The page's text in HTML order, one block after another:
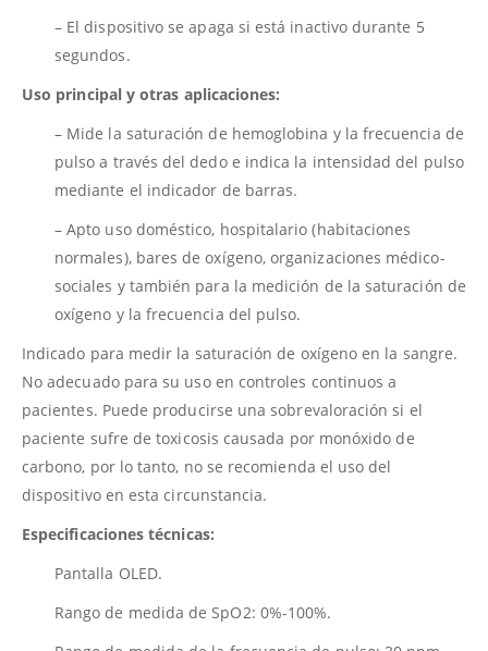
– El dispositivo se apaga si está inactivo durante 5
segundos.
Uso principal y otras aplicaciones:
– Mide la saturación de hemoglobina y la frecuencia de
pulso a través del dedo e indica la intensidad del pulso
mediante el indicador de barras.
– Apto uso doméstico, hospitalario (habitaciones
normales), bares de oxígeno, organizaciones médico-
sociales y también para la medición de la saturación de
oxígeno y la frecuencia del pulso.
Indicado para medir la saturación de oxígeno en la sangre.
No adecuado para su uso en controles continuos a
pacientes. Puede producirse una sobrevaloración si el
paciente sufre de toxicosis causada por monóxido de
carbono, por lo tanto, no se recomienda el uso del
dispositivo en esta circunstancia.
Especificaciones técnicas:
Pantalla OLED.
Rango de medida de SpO2: 0%-100%.